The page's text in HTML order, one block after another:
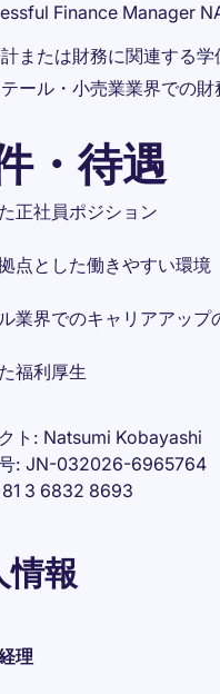
Finance Manager
または財務に関連する
テール・小売業業界での
・待遇
正社員ポジション
点とした働きやすい環境
業界でのキャリアアップ
福利厚生
ト
Natsumi Kobayashi
JN-032026-6965764
3 6832 8693
情報
理